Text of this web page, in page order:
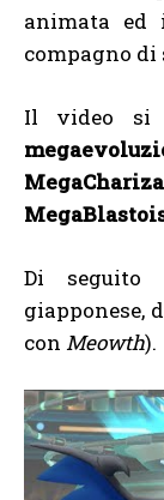
animata ed
compagno di
Il video si
Di
giapponese,
con Meowth).